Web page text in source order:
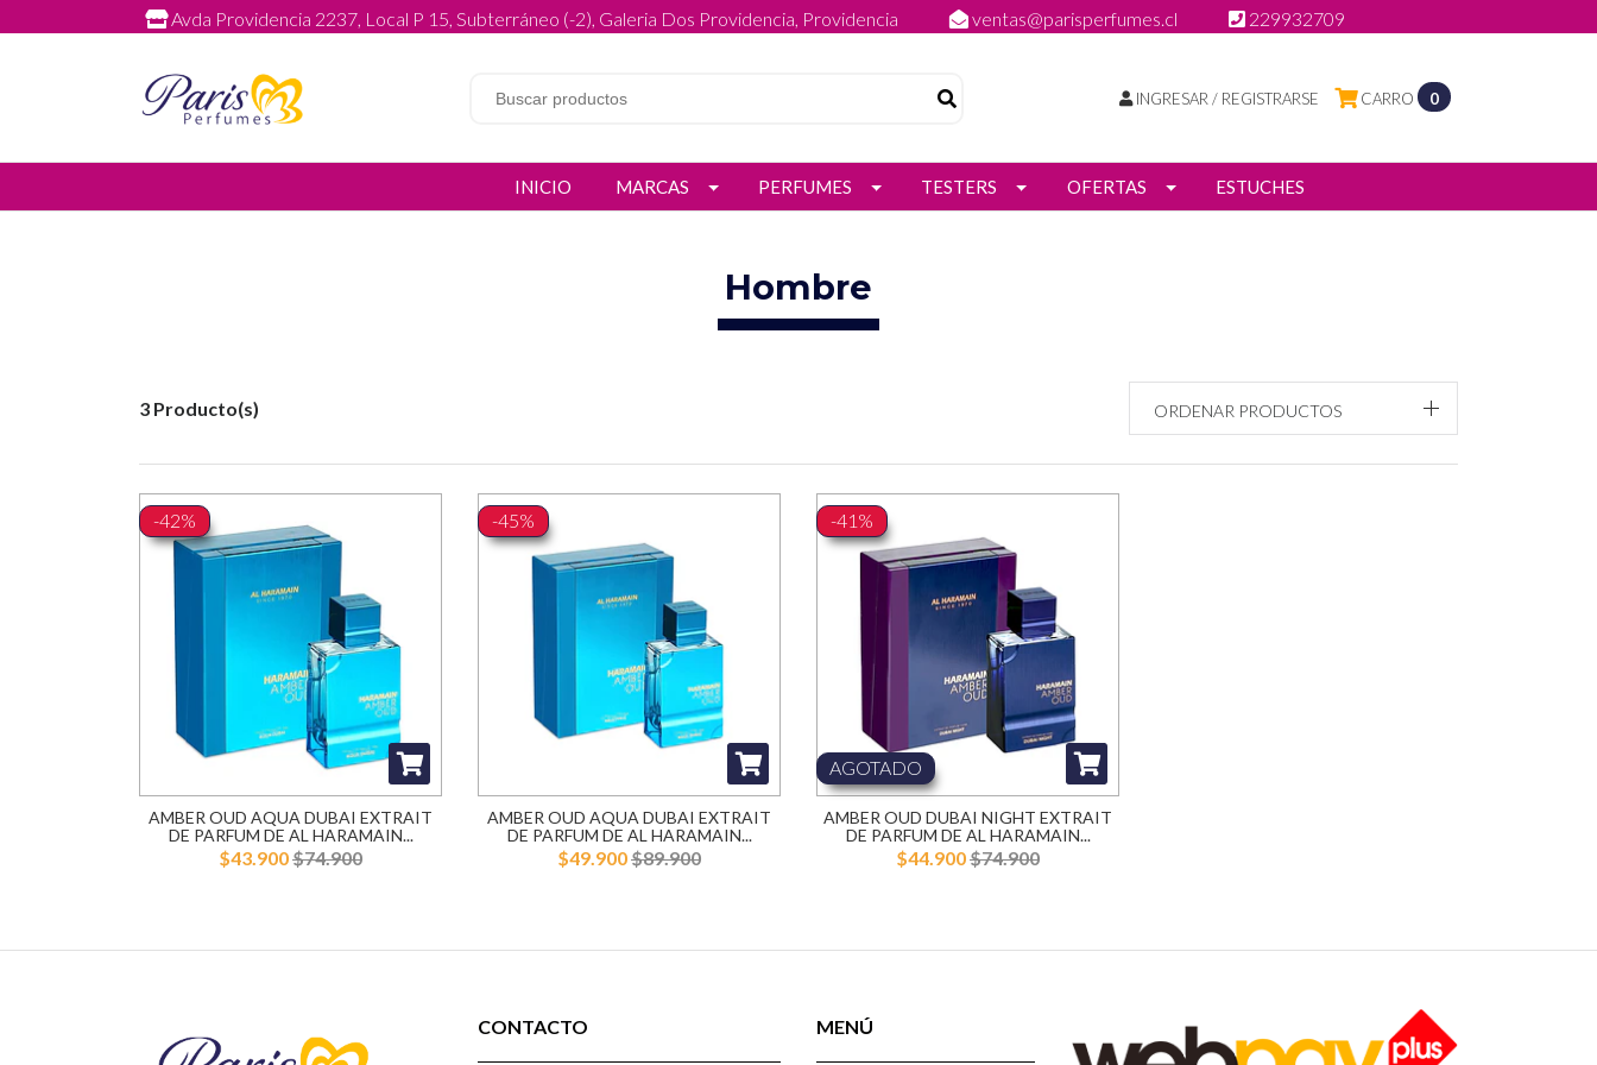
Avda Providencia 2237, Local P 15, Subterráneo (-2), Galeria Dos Providencia, Providencia ventas@parisperfumes.cl 229932709
CARRO 0
INGRESAR / REGISTRARSE
INICIO MARCAS PERFUMES TESTERS OFERTAS ESTUCHES
Hombre
3 Producto(s) ORDENAR PRODUCTOS
-42%
AMBER OUD AQUA DUBAI EXTRAIT
DE PARFUM DE AL HARAMAIN...
$43.900$74.900
-45%
AMBER OUD AQUA DUBAI EXTRAIT
DE PARFUM DE AL HARAMAIN...
$49.900$89.900
-41%
AGOTADO
AMBER OUD DUBAI NIGHT EXTRAIT
DE PARFUM DE AL HARAMAIN...
$44.900$74.900
CONTACTO MENÚ